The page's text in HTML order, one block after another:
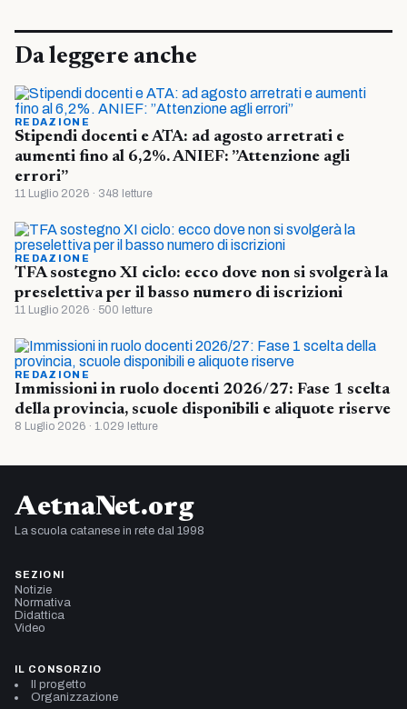
Da leggere anche
REDAZIONE
Stipendi docenti e ATA: ad agosto arretrati e
aumenti fino al 6,2%. ANIEF: ”Attenzione agli
errori”
11 Luglio 2026 · 348 letture
REDAZIONE
TFA sostegno XI ciclo: ecco dove non si svolgerà la
preselettiva per il basso numero di iscrizioni
11 Luglio 2026 · 500 letture
REDAZIONE
Immissioni in ruolo docenti 2026/27: Fase 1 scelta
della provincia, scuole disponibili e aliquote riserve
8 Luglio 2026 · 1.029 letture
AetnaNet.org
La scuola catanese in rete dal 1998
SEZIONI
Notizie
Normativa
Didattica
Video
IL CONSORZIO
Il progetto
Organizzazione